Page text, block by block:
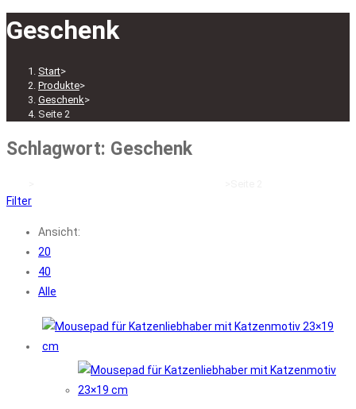
Geschenk
Start>
Produkte>
Geschenk>
Seite 2
Schlagwort: Geschenk
Filter
Ansicht:
20
40
Alle